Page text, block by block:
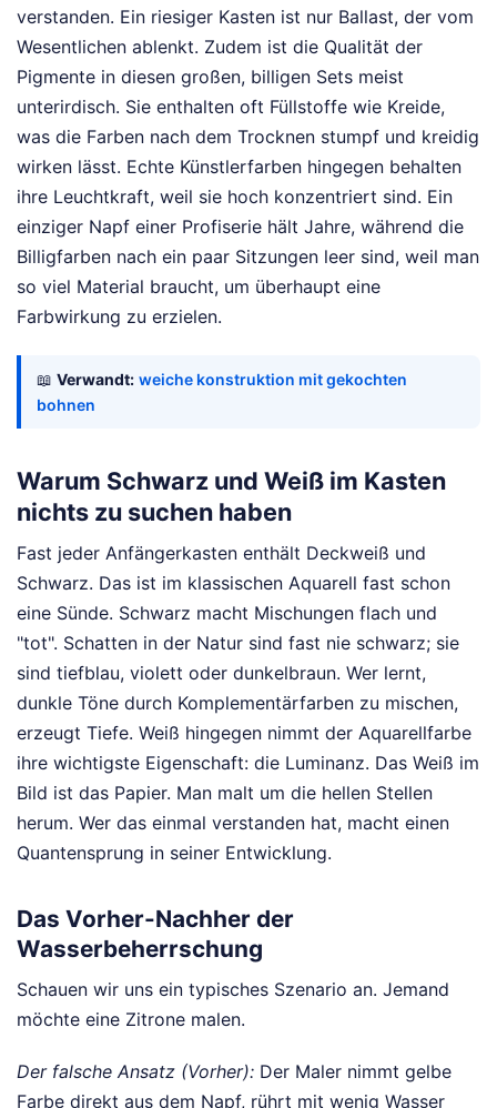
verstanden. Ein riesiger Kasten ist nur Ballast, der vom
Wesentlichen ablenkt. Zudem ist die Qualität der
Pigmente in diesen großen, billigen Sets meist
unterirdisch. Sie enthalten oft Füllstoffe wie Kreide,
was die Farben nach dem Trocknen stumpf und kreidig
wirken lässt. Echte Künstlerfarben hingegen behalten
ihre Leuchtkraft, weil sie hoch konzentriert sind. Ein
einziger Napf einer Profiserie hält Jahre, während die
Billigfarben nach ein paar Sitzungen leer sind, weil man
so viel Material braucht, um überhaupt eine
Farbwirkung zu erzielen.
📖 Verwandt: weiche konstruktion mit gekochten
bohnen
Warum Schwarz und Weiß im Kasten
nichts zu suchen haben
Fast jeder Anfängerkasten enthält Deckweiß und
Schwarz. Das ist im klassischen Aquarell fast schon
eine Sünde. Schwarz macht Mischungen flach und
"tot". Schatten in der Natur sind fast nie schwarz; sie
sind tiefblau, violett oder dunkelbraun. Wer lernt,
dunkle Töne durch Komplementärfarben zu mischen,
erzeugt Tiefe. Weiß hingegen nimmt der Aquarellfarbe
ihre wichtigste Eigenschaft: die Luminanz. Das Weiß im
Bild ist das Papier. Man malt um die hellen Stellen
herum. Wer das einmal verstanden hat, macht einen
Quantensprung in seiner Entwicklung.
Das Vorher-Nachher der
Wasserbeherrschung
Schauen wir uns ein typisches Szenario an. Jemand
möchte eine Zitrone malen.
Der falsche Ansatz (Vorher): Der Maler nimmt gelbe
Farbe direkt aus dem Napf, rührt mit wenig Wasser